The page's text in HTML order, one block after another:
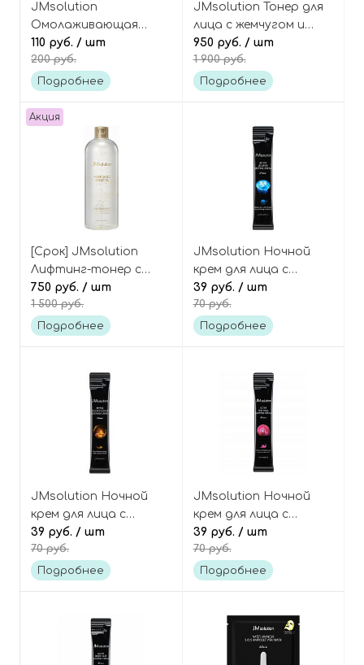
JMsolution
Омолаживающая
тканевая маска с
ретинолом и
пептидами, V Skin
110 руб. / шт
200 руб.
Подробнее
JMsolution Тонер для
лица с жемчугом и
морским коллагеном
(600 мл), Marine
Luminous Pearl Deep
950 руб. / шт
1 900 руб.
Подробнее
Акция
[Срок] JMsolution
Лифтинг-тонер с
золотом, пептидами
и витамином С (600
мл), Prime Gold Toner
750 руб. / шт
1 500 руб.
Подробнее
JMsolution Ночной
крем для лица с
медузой (в саше),
Active Jellyfish Sleeping
Cream Prime
39 руб. / шт
70 руб.
Подробнее
JMsolution Ночной
крем для лица с
золотом и икрой (в
саше), Active Golden
Caviar Sleeping Cream
39 руб. / шт
70 руб.
Подробнее
JMsolution Ночной
крем для лица с
муцином улитки (в
саше) Active Pink Snail
Sleeping Cream Prime
39 руб. / шт
70 руб.
Подробнее